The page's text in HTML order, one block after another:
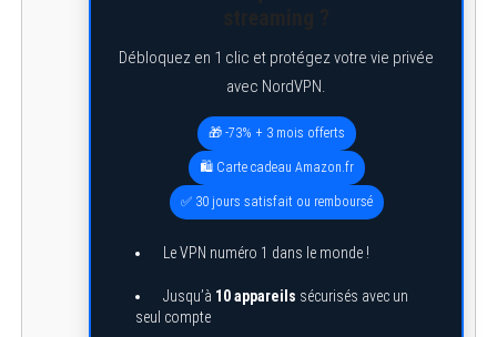
Débloquez en 1 clic et protégez votre vie privée
avec NordVPN.
🎁 -73% + 3 mois offerts
🛍️ Carte cadeau Amazon.fr
✅ 30 jours satisfait ou remboursé
Le VPN numéro 1 dans le monde !
Jusqu’à 10 appareils sécurisés avec un
seul compte